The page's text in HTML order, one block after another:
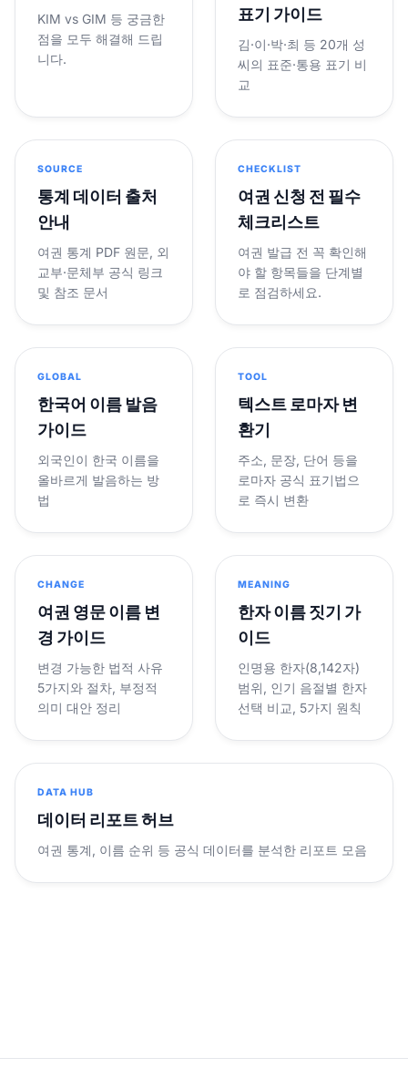
KIM vs GIM 등 궁금한
점을 모두 해결해 드립
니다.
표기 가이드
김·이·박·최 등 20개 성
씨의 표준·통용 표기 비
교
SOURCE
통계 데이터 출처
안내
여권 통계 PDF 원문, 외
교부·문체부 공식 링크
및 참조 문서
CHECKLIST
여권 신청 전 필수
체크리스트
여권 발급 전 꼭 확인해
야 할 항목들을 단계별
로 점검하세요.
GLOBAL
한국어 이름 발음
가이드
외국인이 한국 이름을
올바르게 발음하는 방
법
TOOL
텍스트 로마자 변
환기
주소, 문장, 단어 등을
로마자 공식 표기법으
로 즉시 변환
CHANGE
여권 영문 이름 변
경 가이드
변경 가능한 법적 사유
5가지와 절차, 부정적
의미 대안 정리
MEANING
한자 이름 짓기 가
이드
인명용 한자(8,142자)
범위, 인기 음절별 한자
선택 비교, 5가지 원칙
DATA HUB
데이터 리포트 허브
여권 통계, 이름 순위 등 공식 데이터를 분석한 리포트 모음